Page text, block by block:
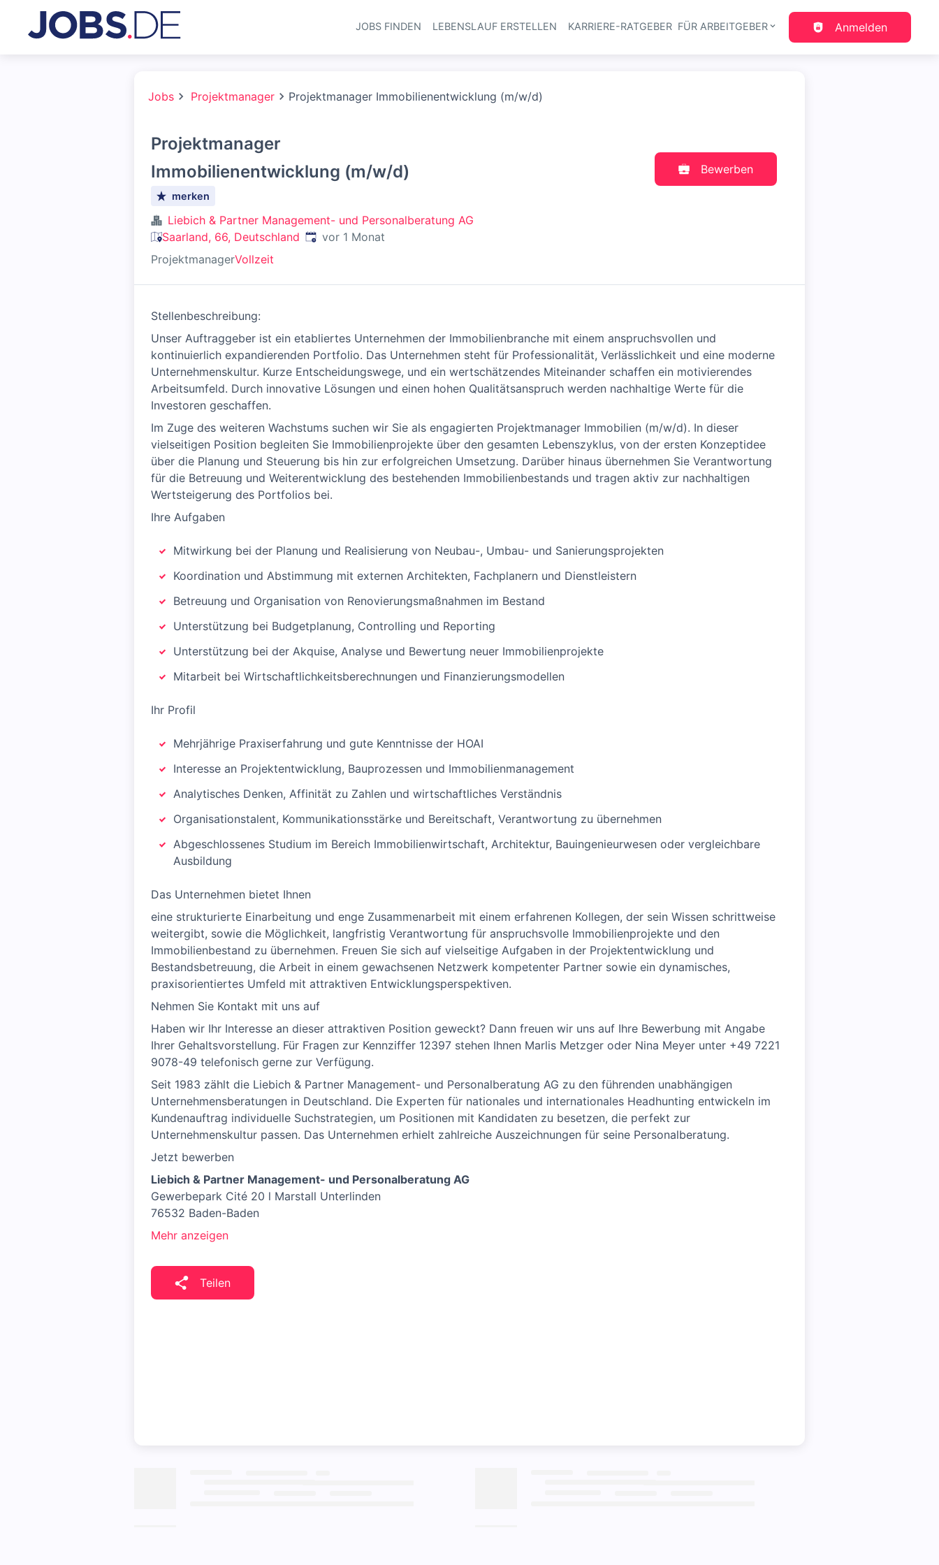
Haupt-Navigation
JOBS FINDEN LEBENSLAUF ERSTELLEN KARRIERE-RATGEBER FÜR ARBEITGEBER Anmelden
Jobs Projektmanager Projektmanager Immobilienentwicklung (m/w/d)
Projektmanager
Immobilienentwicklung (m/w/d)
merken
Liebich & Partner Management- und Personalberatung AG
Saarland, 66, Deutschland Veröffentlicht:
vor 1 Monat
ProjektmanagerVollzeit
Bewerben
Stellenbeschreibung:
Unser Auftraggeber ist ein etabliertes Unternehmen der Immobilienbranche mit einem anspruchsvollen und
kontinuierlich expandierenden Portfolio. Das Unternehmen steht für Professionalität, Verlässlichkeit und eine moderne
Unternehmenskultur. Kurze Entscheidungswege, und ein wertschätzendes Miteinander schaffen ein motivierendes
Arbeitsumfeld. Durch innovative Lösungen und einen hohen Qualitätsanspruch werden nachhaltige Werte für die
Investoren geschaffen.
Im Zuge des weiteren Wachstums suchen wir Sie als engagierten Projektmanager Immobilien (m/w/d). In dieser
vielseitigen Position begleiten Sie Immobilienprojekte über den gesamten Lebenszyklus, von der ersten Konzeptidee
über die Planung und Steuerung bis hin zur erfolgreichen Umsetzung. Darüber hinaus übernehmen Sie Verantwortung
für die Betreuung und Weiterentwicklung des bestehenden Immobilienbestands und tragen aktiv zur nachhaltigen
Wertsteigerung des Portfolios bei.
Ihre Aufgaben
Mitwirkung bei der Planung und Realisierung von Neubau-, Umbau- und Sanierungsprojekten
Koordination und Abstimmung mit externen Architekten, Fachplanern und Dienstleistern
Betreuung und Organisation von Renovierungsmaßnahmen im Bestand
Unterstützung bei Budgetplanung, Controlling und Reporting
Unterstützung bei der Akquise, Analyse und Bewertung neuer Immobilienprojekte
Mitarbeit bei Wirtschaftlichkeitsberechnungen und Finanzierungsmodellen
Ihr Profil
Mehrjährige Praxiserfahrung und gute Kenntnisse der HOAI
Interesse an Projektentwicklung, Bauprozessen und Immobilienmanagement
Analytisches Denken, Affinität zu Zahlen und wirtschaftliches Verständnis
Organisationstalent, Kommunikationsstärke und Bereitschaft, Verantwortung zu übernehmen
Abgeschlossenes Studium im Bereich Immobilienwirtschaft, Architektur, Bauingenieurwesen oder vergleichbare
Ausbildung
Das Unternehmen bietet Ihnen
eine strukturierte Einarbeitung und enge Zusammenarbeit mit einem erfahrenen Kollegen, der sein Wissen schrittweise
weitergibt, sowie die Möglichkeit, langfristig Verantwortung für anspruchsvolle Immobilienprojekte und den
Immobilienbestand zu übernehmen. Freuen Sie sich auf vielseitige Aufgaben in der Projektentwicklung und
Bestandsbetreuung, die Arbeit in einem gewachsenen Netzwerk kompetenter Partner sowie ein dynamisches,
praxisorientiertes Umfeld mit attraktiven Entwicklungsperspektiven.
Nehmen Sie Kontakt mit uns auf
Haben wir Ihr Interesse an dieser attraktiven Position geweckt? Dann freuen wir uns auf Ihre Bewerbung mit Angabe
Ihrer Gehaltsvorstellung. Für Fragen zur Kennziffer 12397 stehen Ihnen Marlis Metzger oder Nina Meyer unter +49 7221
9078-49 telefonisch gerne zur Verfügung.
Seit 1983 zählt die Liebich & Partner Management- und Personalberatung AG zu den führenden unabhängigen
Unternehmensberatungen in Deutschland. Die Experten für nationales und internationales Headhunting entwickeln im
Kundenauftrag individuelle Suchstrategien, um Positionen mit Kandidaten zu besetzen, die perfekt zur
Unternehmenskultur passen. Das Unternehmen erhielt zahlreiche Auszeichnungen für seine Personalberatung.
Jetzt bewerben
Liebich & Partner Management- und Personalberatung AG
Gewerbepark Cité 20 l Marstall Unterlinden
76532 Baden-Baden
Mehr anzeigen
Teilen